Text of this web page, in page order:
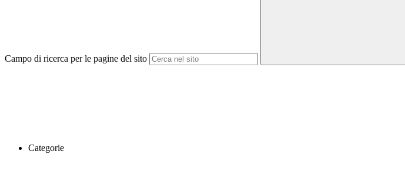
Campo di ricerca per le pagine del sito
Categorie